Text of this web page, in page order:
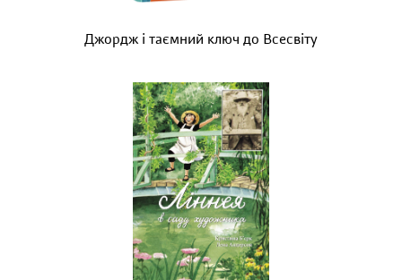
Джордж і таємний ключ до Всесвіту